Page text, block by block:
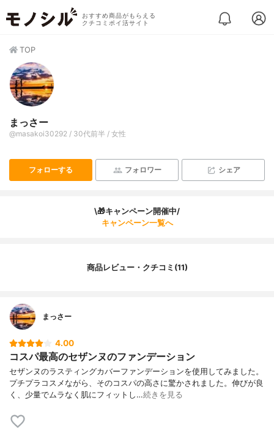
おすすめ商品がもらえる
クチコミポイ活サイト
TOP
まっさー
@masakoi30292 / 30代前半 / 女性
フォローする フォロワー シェア
\🎁キャンペーン開催中/
キャンペーン一覧へ
商品レビュー・クチコミ(11)
まっさー
4.00
コスパ最高のセザンヌのファンデーション
セザンヌのラスティングカバーファンデーションを使用してみました。
プチプラコスメながら、そのコスパの高さに驚かされました。伸びが良
く、少量でムラなく肌にフィットし…続きを見る